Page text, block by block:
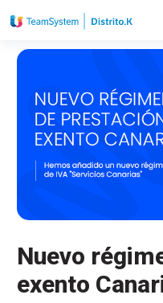
Nuevo
exento